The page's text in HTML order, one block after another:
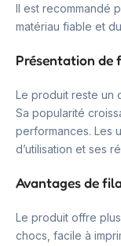
Il est recommandé
matériau fiable et
Présentation de
Le produit reste un
Sa popularité
performances. Les
d’utilisation et ses
Avantages de
Le produit offre
chocs, facile à